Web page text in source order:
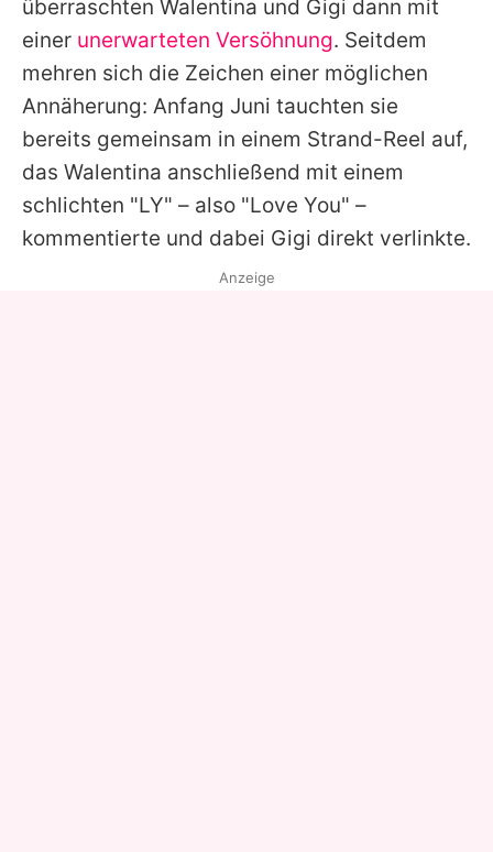
überraschten Walentina und Gigi dann mit
einer unerwarteten Versöhnung. Seitdem
mehren sich die Zeichen einer möglichen
Annäherung: Anfang Juni tauchten sie
bereits gemeinsam in einem Strand-Reel auf,
das Walentina anschließend mit einem
schlichten "LY" – also "Love You" –
kommentierte und dabei Gigi direkt verlinkte.
Anzeige